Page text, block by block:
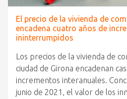
El precio de la vivienda de
encadena cuatro años de
ininterrumpidos
Los precios de la vivienda de
ciudad de Girona encadenan
incrementos interanuales.
junio de 2021, el valor de los